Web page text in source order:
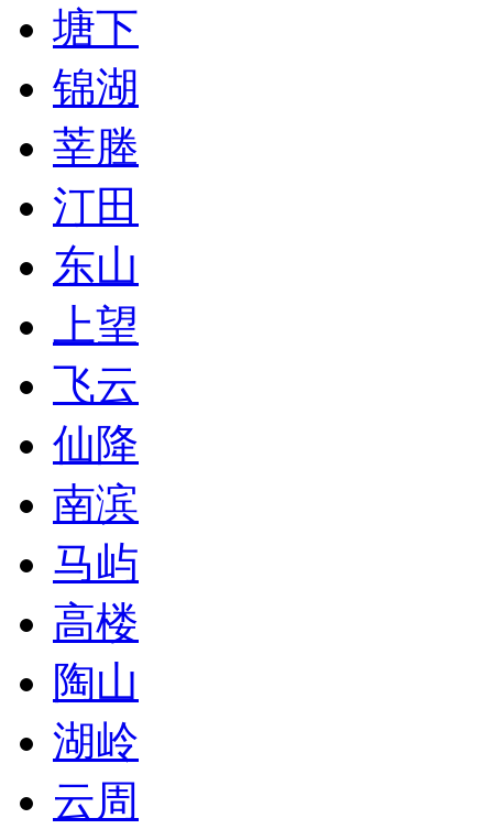
塘下
锦湖
莘塍
汀田
东山
上望
飞云
仙降
南滨
马屿
高楼
陶山
湖岭
云周